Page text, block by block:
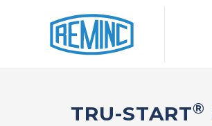
TRU-START®